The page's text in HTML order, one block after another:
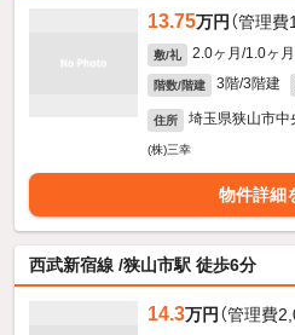
13.75万円 （管理費
敷/礼 2.0ヶ月/1.0ヶ月
階数/階建 3階/3階建
住所 埼玉県狭山市中
(株)三幸
物件詳細
西武新宿線 /狭山市駅 徒歩6分
14.3万円 （管理費